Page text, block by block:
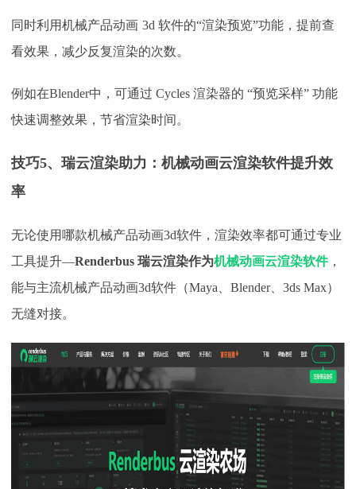
同时利用机械产品动画 3d 软件的“渲染预览”功能，提前查
看效果，减少反复渲染的次数。
例如在Blender中，可通过 Cycles 渲染器的 “预览采样” 功能
快速调整效果，节省渲染时间。
技巧5、瑞云渲染助力：机械动画云渲染软件提升效
率​
无论使用哪款机械产品动画3d软件，渲染效率都可通过专业
工具提升—Renderbus 瑞云渲染作为机械动画云渲染软件，
能与主流机械产品动画3d软件（Maya、Blender、3ds Max）
无缝对接。